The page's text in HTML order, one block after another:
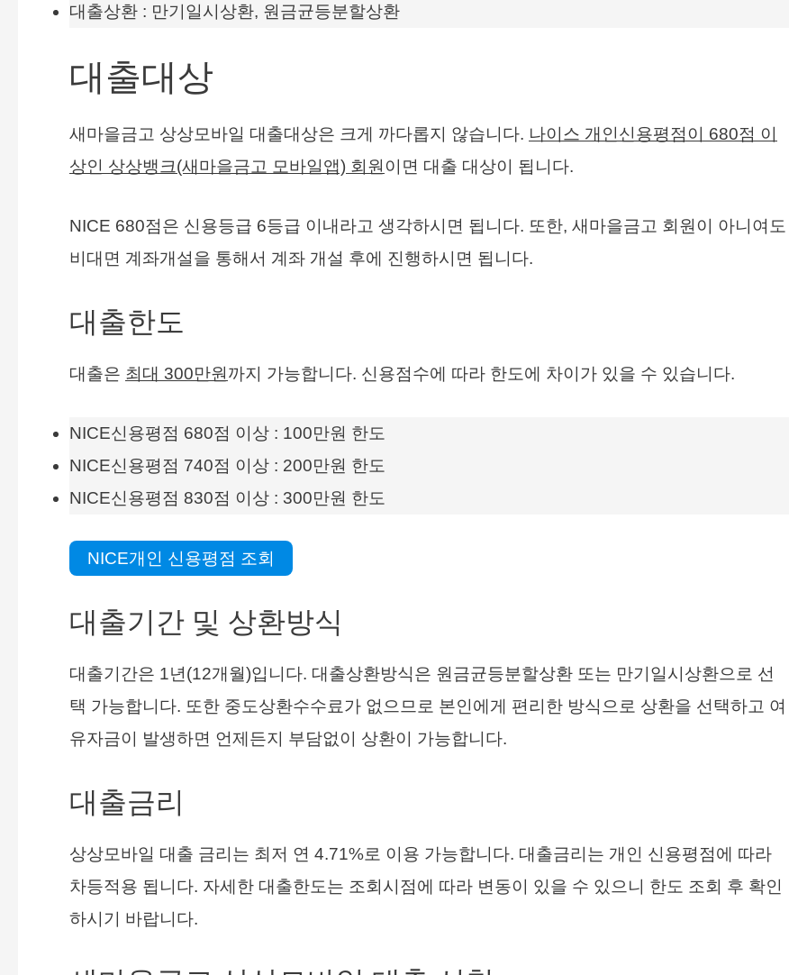
대출상환 : 만기일시상환, 원금균등분할상환
대출대상
새마을금고 상상모바일 대출대상은 크게 까다롭지 않습니다. 나이스 개인신용평점이 680점 이
상인 상상뱅크(새마을금고 모바일앱) 회원 이면 대출 대상이 됩니다.
NICE 680점은 신용등급 6등급 이내라고 생각하시면 됩니다. 또한, 새마을금고 회원이 아니여도
비대면 계좌개설을 통해서 계좌 개설 후에 진행하시면 됩니다.
대출한도
대출은 최대 300만원 까지 가능합니다. 신용점수에 따라 한도에 차이가 있을 수 있습니다.
NICE신용평점 680점 이상 : 100만원 한도
NICE신용평점 740점 이상 : 200만원 한도
NICE신용평점 830점 이상 : 300만원 한도
NICE개인 신용평점 조회
대출기간 및 상환방식
대출기간은 1년(12개월)입니다. 대출상환방식은 원금균등분할상환 또는 만기일시상환으로 선
택 가능합니다. 또한 중도상환수수료가 없으므로 본인에게 편리한 방식으로 상환을 선택하고 여
유자금이 발생하면 언제든지 부담없이 상환이 가능합니다.
대출금리
상상모바일 대출 금리는 최저 연 4.71%로 이용 가능합니다. 대출금리는 개인 신용평점에 따라
차등적용 됩니다. 자세한 대출한도는 조회시점에 따라 변동이 있을 수 있으니 한도 조회 후 확인
하시기 바랍니다.